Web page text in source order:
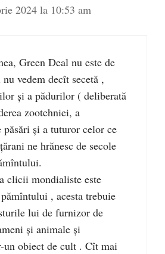
2024 la 10:53 am
Green Deal nu este de
vedem decît secetă ,
și a pădurilor ( deliberată
zootehniei, a
păsări și a tuturor celor ce
ne hrănesc de secole
clicii mondialiste este
, acesta trebuie
lui de furnizor de
și animale și
un obiect de cult . Cît mai